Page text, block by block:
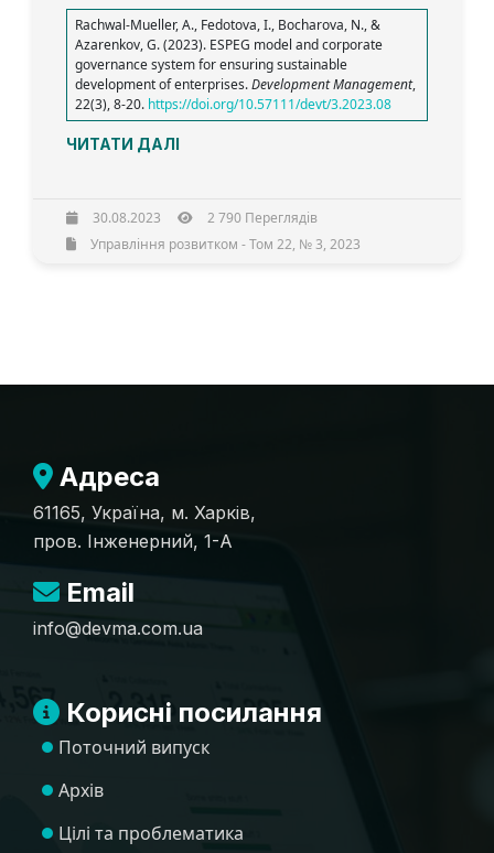
Rachwal-Mueller, A., Fedotova, I., Bocharova, N., &
Azarenkov, G. (2023). ESPEG model and corporate
governance system for ensuring sustainable
development of enterprises.Development Management,
22(3), 8-20. https://doi.org/10.57111/devt/3.2023.08
ЧИТАТИ ДАЛІ
30.08.2023
2 790 Переглядів
Управління розвитком - Том 22, № 3, 2023
Адреса
61165, Україна, м. Харків,
пров. Інженерний, 1-А
Email
info@devma.com.ua
Корисні посилання
Поточний випуск
Архів
Цілі та проблематика